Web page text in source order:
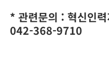
* 관련문의 : 혁신인
042-368-9710